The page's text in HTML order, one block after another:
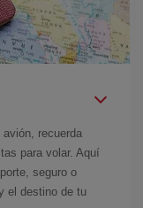
recuerda
para volar. Aquí
seguro o
el destino de tu